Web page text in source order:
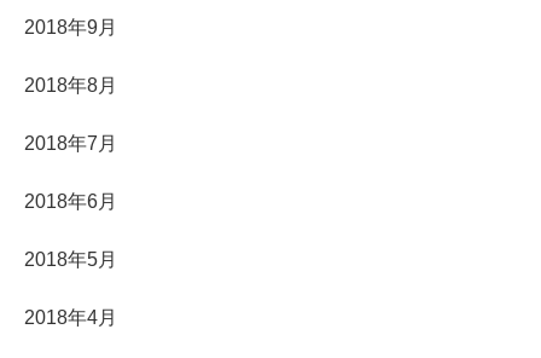
2018年9月
2018年8月
2018年7月
2018年6月
2018年5月
2018年4月